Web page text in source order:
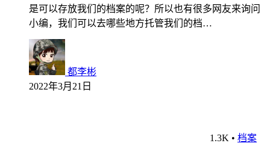
是可以存放我们的档案的呢？所以也有很多网友来询问
小编，我们可以去哪些地方托管我们的档…
都李彬
2022年3月21日
1.3K • 档案